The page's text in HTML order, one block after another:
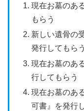
現在お墓のあ
もらう
新しい遺骨の
発行してもらう
現在お墓のあ
行してもらう
現在お墓のあ
可書』を発行